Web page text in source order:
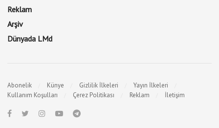
Reklam
Arşiv
Dünyada LMd
Abonelik Künye Gizlilik İlkeleri
Yayın İlkeleri
Kullanım Koşulları
Çerez Politikası Reklam İletişim